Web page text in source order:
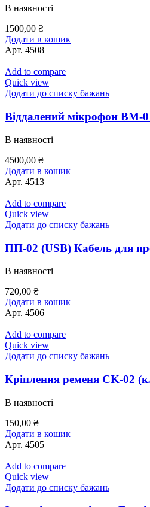
В наявності
1500,00 ₴
Додати в кошик
Арт. 4508
Add to compare
Quick view
Додати до списку бажань
Віддалений мікрофон ВМ-
В наявності
4500,00 ₴
Додати в кошик
Арт. 4513
Add to compare
Quick view
Додати до списку бажань
ПП-02 (USB) Кабель для
В наявності
720,00 ₴
Додати в кошик
Арт. 4506
Add to compare
Quick view
Додати до списку бажань
Кріплення ременя СK-02
В наявності
150,00 ₴
Додати в кошик
Арт. 4505
Add to compare
Quick view
Додати до списку бажань